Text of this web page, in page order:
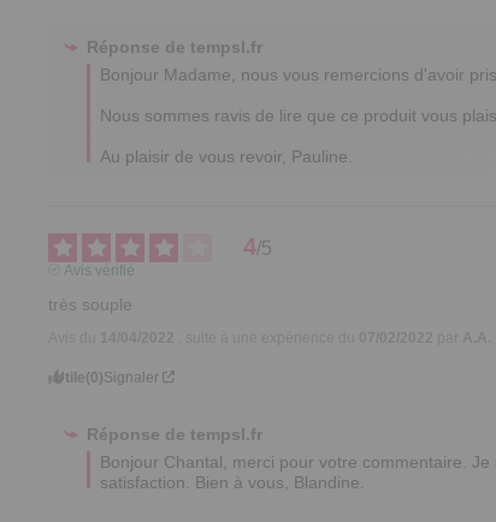
Réponse detempsl.fr
Bonjour Madame, nous vous remercions d'avoir
Nous sommes ravis de lire que ce produit vous
Au plaisir de vous revoir, Pauline.
4/5
Avis vérifié
très souple
14/04/2022 07/02/2022
Utile(0)Signaler
Réponse detempsl.fr
Bonjour Chantal, merci pour votre commentaire.
satisfaction. Bien à vous, Blandine.